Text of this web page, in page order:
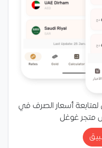
أسعار الصرف في
متجر غوغل